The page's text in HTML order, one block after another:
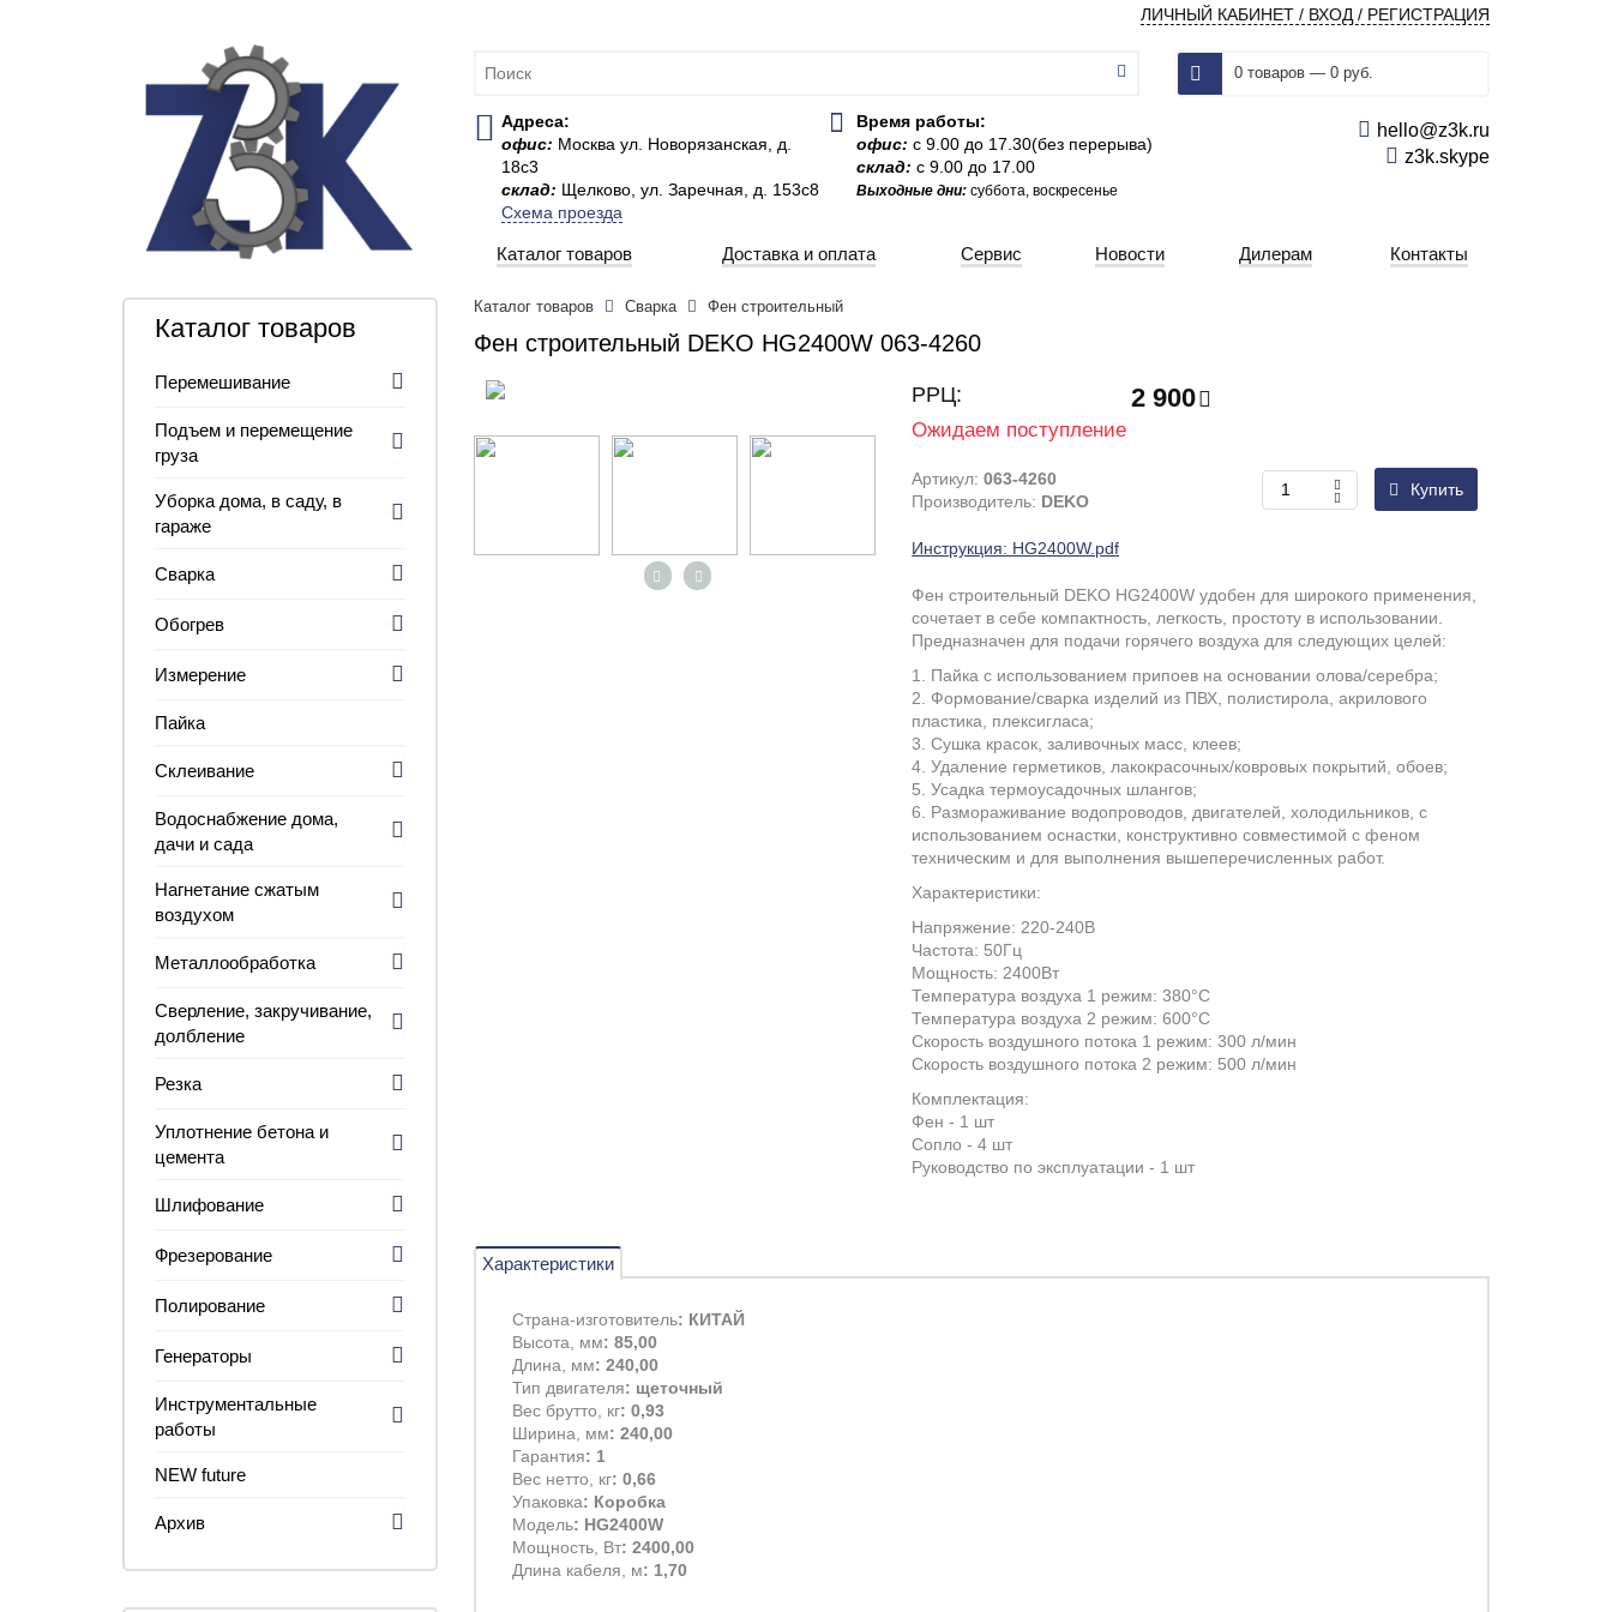
ЛИЧНЫЙ КАБИНЕТ / ВХОД / РЕГИСТРАЦИЯ
0 товаров — 0 руб.
Адреса:
офис: Москва ул. Новорязанская, д.
18с3
склад: Щелково, ул. Заречная, д. 153с8
Схема проезда
Время работы:
офис: с 9.00 до 17.30(без перерыва)
склад: с 9.00 до 17.00
Выходные дни: суббота, воскресенье
hello@z3k.ru
z3k.skype
Каталог товаров Доставка и оплата Сервис Новости Дилерам Контакты
Каталог товаров
Перемешивание
Подъем и перемещение
груза
Уборка дома, в саду, в
гараже
Сварка
Обогрев
Измерение
Пайка
Склеивание
Водоснабжение дома,
дачи и сада
Нагнетание сжатым
воздухом
Металлообработка
Сверление, закручивание,
долбление
Резка
Уплотнение бетона и
цемента
Шлифование
Фрезерование
Полирование
Генераторы
Инструментальные
работы
NEW future
Архив
Каталог товаров Сварка Фен строительный
Фен строительный DEKO HG2400W 063-4260
РРЦ: 2 900
Ожидаем поступление
Артикул:063-4260
Производитель: DEKO
Купить
Инструкция: HG2400W.pdf
Фен строительный DEKO HG2400W удобен для широкого применения,
сочетает в себе компактность, легкость, простоту в использовании.
Предназначен для подачи горячего воздуха для следующих целей:
1. Пайка с использованием припоев на основании олова/серебра;
2. Формование/сварка изделий из ПВХ, полистирола, акрилового
пластика, плексигласа;
3. Сушка красок, заливочных масс, клеев;
4. Удаление герметиков, лакокрасочных/ковровых покрытий, обоев;
5. Усадка термоусадочных шлангов;
6. Размораживание водопроводов, двигателей, холодильников, с
использованием оснастки, конструктивно совместимой с феном
техническим и для выполнения вышеперечисленных работ.
Характеристики:
Напряжение: 220-240В
Частота: 50Гц
Мощность: 2400Вт
Температура воздуха 1 режим: 380°С
Температура воздуха 2 режим: 600°С
Скорость воздушного потока 1 режим: 300 л/мин
Скорость воздушного потока 2 режим: 500 л/мин
Комплектация:
Фен - 1 шт
Сопло - 4 шт
Руководство по эксплуатации - 1 шт
Характеристики
Страна-изготовитель: КИТАЙ
Высота, мм: 85,00
Длина, мм: 240,00
Тип двигателя: щеточный
Вес брутто, кг: 0,93
Ширина, мм: 240,00
Гарантия: 1
Вес нетто, кг: 0,66
Упаковка: Коробка
Модель: HG2400W
Мощность, Вт: 2400,00
Длина кабеля, м: 1,70